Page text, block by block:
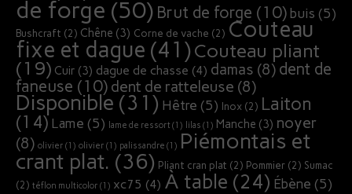
de forge (50) Brut de forge (10) buis (5)
Bushcraft (2) Chêne (3) Corne de vache (2) Couteau
fixe et dague (41) Couteau pliant
(19) Cuir (3) dague de chasse (4) damas (8) dent de
faneuse (10) dent de ratteleuse (8)
Disponible (31) Hêtre (5) Inox (2) Laiton
(14) Lame (5) lame de ressort (1) lilas (1) Manche (3) noyer
(8) olivier (1) olivier (1) palissandre (1) Piémontais et
crant plat. (36) Pliant cran plat (2) Pommier (2) Sumac
(2) téflon multicolor (1) xc75 (4) À table (24) Ébène (5)